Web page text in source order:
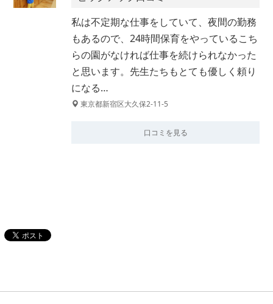
私は不定期な仕事をしていて、夜間の勤務
もあるので、24時間保育をやっているこち
らの園がなければ仕事を続けられなかった
と思います。先生たちもとても優しく頼り
になる…
東京都新宿区大久保2-11-5
口コミを見る